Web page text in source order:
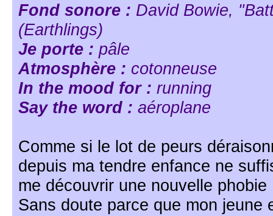
Fond sonore : David Bowie,
(Earthlings)
Je porte : pâle
Atmosphère : cotonneuse
In the mood for : running
Say the word : aéroplane
Comme si le lot de peurs
depuis ma tendre enfance ne
me découvrir une nouvelle
Sans doute parce que mon jeune